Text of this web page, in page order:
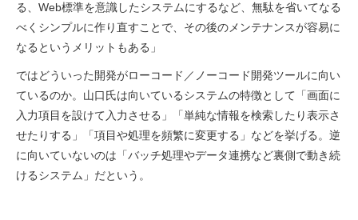
る、Web標準を意識したシステムにするなど、無駄を省いてなる
べくシンプルに作り直すことで、その後のメンテナンスが容易に
なるというメリットもある」
ではどういった開発がローコード／ノーコード開発ツールに向い
ているのか。山口氏は向いているシステムの特徴として「画面に
入力項目を設けて入力させる」「単純な情報を検索したり表示さ
せたりする」「項目や処理を頻繁に変更する」などを挙げる。逆
に向いていないのは「バッチ処理やデータ連携など裏側で動き続
けるシステム」だという。